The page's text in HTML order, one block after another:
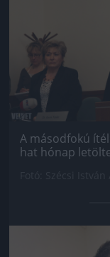
A másodfokú
hat hónap